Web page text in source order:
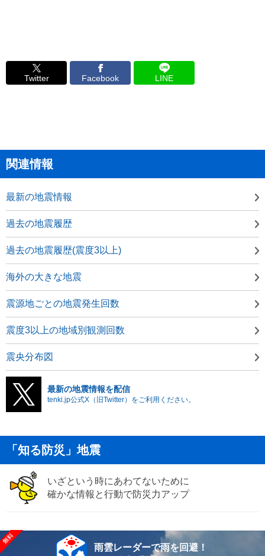
Twitter Facebook LINE
関連情報
最新の地震情報
過去の地震履歴
過去の地震履歴(震度3以上)
海外の大きな地震
震源地ごとの地震発生回数
震度3以上の地域別観測回数
震央分布図
最新の地震情報を配信
tenki.jp公式X（旧Twitter）をご利用ください。
「知る防災」地震
いざという時にあわてないために
確かな情報と行動で防災力アップ
雨雲レーダーで雨を回避！